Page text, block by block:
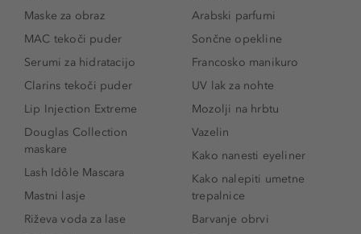
Maske za obraz
MAC tekoči puder
Serumi za hidratacijo
Clarins tekoči puder
Lip Injection Extreme
Douglas Collection
maskare
Lash Idôle Mascara
Mastni lasje
Riževa voda za lase
Arabski parfumi
Sončne opekline
Francosko manikuro
UV lak za nohte
Mozolji na hrbtu
Vazelin
Kako nanesti eyeliner
Kako nalepiti umetne
trepalnice
Barvanje obrvi